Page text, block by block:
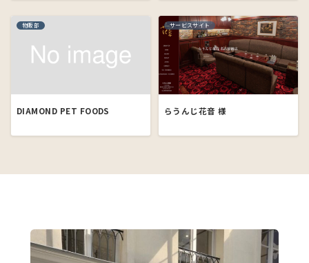
物販部
DIAMOND PET FOODS
サービスサイト
らうんじ花音 様